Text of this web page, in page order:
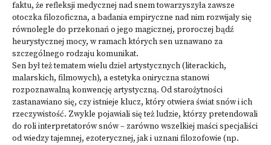
faktu, że refleksji medycznej nad snem towarzyszyła zawsze
otoczka filozoficzna, a badania empiryczne nad nim rozwijały się
równolegle do przekonań o jego magicznej, proroczej bądź
heurystycznej mocy, w ramach których sen uznawano za
szczególnego rodzaju komunikat.
Sen był też tematem wielu dzieł artystycznych (literackich,
malarskich, filmowych), a estetyka oniryczna stanowi
rozpoznawalną konwencję artystyczną. Od starożytności
zastanawiano się, czy istnieje klucz, który otwiera świat snów i ich
rzeczywistość. Zwykle pojawiali się też ludzie, którzy pretendowali
do roli interpretatorów snów – zarówno wszelkiej maści specjaliści
od wiedzy tajemnej, ezoterycznej, jak i uznani filozofowie (np.